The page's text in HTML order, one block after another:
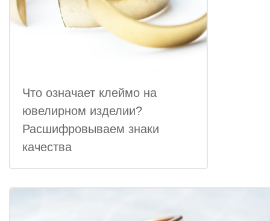
Что означает клеймо на
ювелирном изделии?
Расшифровываем знаки
качества